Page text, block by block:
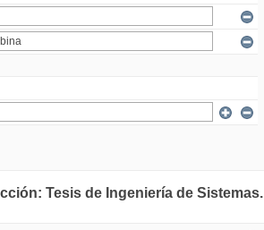
Tesis de Ingeniería de Sistemas.